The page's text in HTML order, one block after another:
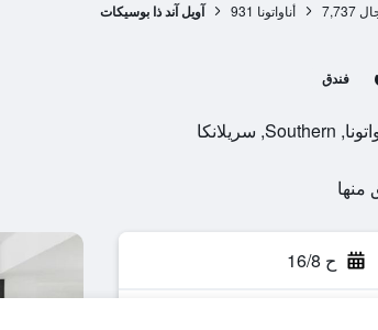
7,737 أناواتونا 931 آويل آند ذا بوسيكات
فندق
ح 16/8